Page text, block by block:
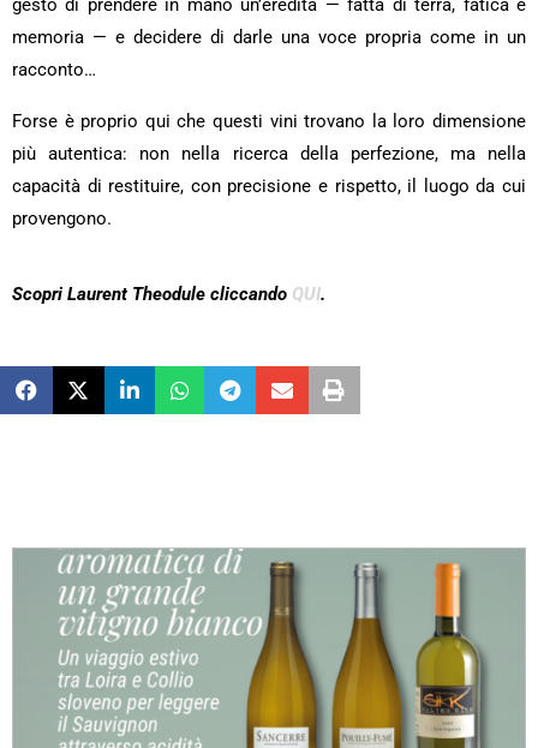
gesto di prendere in mano un’eredità — fatta di terra, fatica e
memoria — e decidere di darle una voce propria come in un
racconto…
Forse è proprio qui che questi vini trovano la loro dimensione
più autentica: non nella ricerca della perfezione, ma nella
capacità di restituire, con precisione e rispetto, il luogo da cui
provengono.
Scopri Laurent Theodule cliccando QUI.